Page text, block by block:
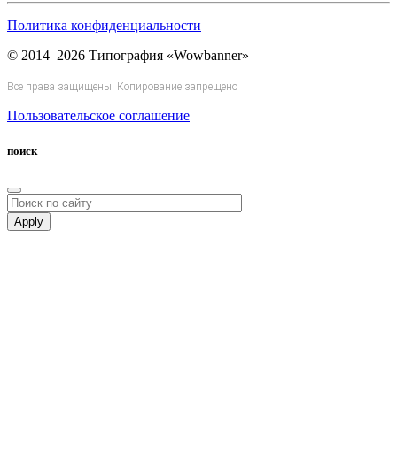
Политика конфиденциальности
© 2014–2026 Типография «Wowbanner»
Все права защищены. Копирование запрещено
Пользовательское соглашение
поиск